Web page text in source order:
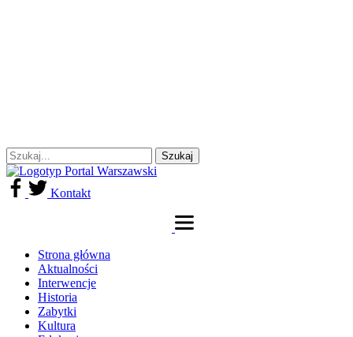
Kontakt
Strona główna
Aktualności
Interwencje
Historia
Zabytki
Kultura